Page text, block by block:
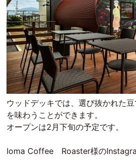
ウッドデッキでは、選び抜かれた
を味わうことができます。
オープンは2月下旬の予定です。
Ioma Coffee Roaster様の